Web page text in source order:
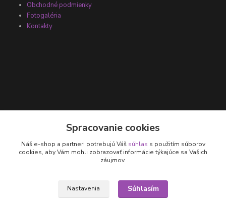
Obchodné podmienky
Fotogaléria
Kontakty
+421 905 531 251
Spracovanie cookies
Náš e-shop a partneri potrebujú Váš súhlas s použitím súborov
cookies, aby Vám mohli zobrazovať informácie týkajúce sa Vašich
záujmov.
Nastavenia Súhlasím